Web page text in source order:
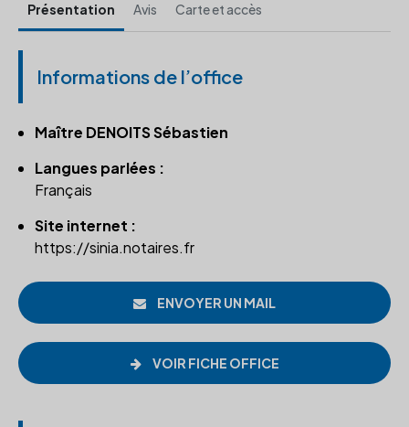
Présentation Avis Carte et accès
Informations de l’office
Maître DENOITS Sébastien
Langues parlées :
Français
Site internet :
https://sinia.notaires.fr
ENVOYER UN MAIL
VOIR FICHE OFFICE